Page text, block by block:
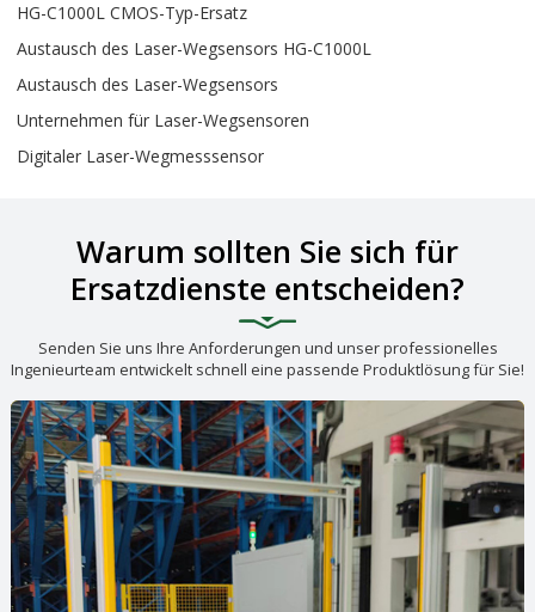
HG-C1000L CMOS-Typ-Ersatz
Austausch des Laser-Wegsensors HG-C1000L
Austausch des Laser-Wegsensors
Unternehmen für Laser-Wegsensoren
Digitaler Laser-Wegmesssensor
Warum sollten Sie sich für
Ersatzdienste entscheiden?
Senden Sie uns Ihre Anforderungen und unser professionelles
Ingenieurteam entwickelt schnell eine passende Produktlösung für Sie!